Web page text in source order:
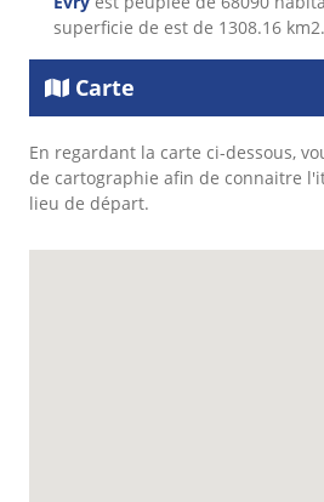
superficie de est de 1308.16 km2.
Carte
En regardant la carte ci-dessous,
de cartographie afin de connaitre
lieu de départ.